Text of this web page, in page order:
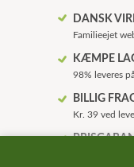
DANSK
Familieejet
KÆMPE
98% leveres
BILLIG
Kr. 39 ved